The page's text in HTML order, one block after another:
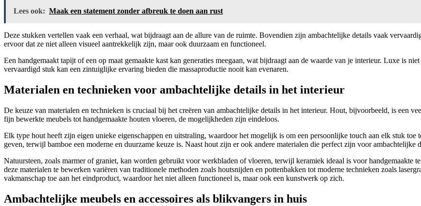
Lees ook: Maak een statement zonder afbreuk te doen aan rust
Deze stukken vertellen vaak een verhaal, wat bijdraagt aan de allure van de ruimte. Bovendien zijn ambachtelijke details vaak
ervoor dat ze niet alleen visueel aantrekkelijk zijn, maar ook duurzaam en functioneel.
Een handgemaakt tapijt of een op maat gemaakte kast kan generaties meegaan, wat bijdraagt aan de waarde van je interieur. Luxe is
vervaardigd stuk kan een zintuiglijke ervaring bieden die massaproductie nooit kan evenaren.
Materialen en technieken voor ambachtelijke details in het interieur
De keuze van materialen en technieken is cruciaal bij het creëren van ambachtelijke details in het interieur. Hout, bijvoorbeeld, is een
fijn bewerkte meubels tot handgemaakte houten vloeren, de mogelijkheden zijn eindeloos.
Elk type hout heeft zijn eigen unieke eigenschappen en uitstraling, waardoor het mogelijk is om een persoonlijke touch aan elk stuk
geven, terwijl bamboe een moderne en duurzame keuze is. Naast hout zijn er ook andere materialen die perfect zijn voor ambachtelijke
Natuursteen, zoals marmer of graniet, kan worden gebruikt voor werkbladen of vloeren, terwijl keramiek ideaal is voor handgemaakte
deze materialen te bewerken variëren van traditionele methoden zoals houtsnijden en pottenbakken tot moderne technieken zoals
vakmanschap toe aan het eindproduct, waardoor het niet alleen functioneel is, maar ook een kunstwerk op zich.
Ambachtelijke meubels en accessoires als blikvangers in huis